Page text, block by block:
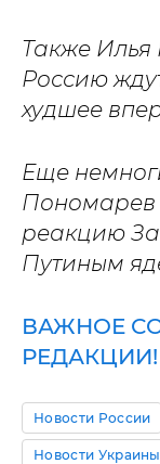
Также
Россию
худшее
Еще
Пономарев
реакцию
Путиным
ВАЖНОЕ
РЕДАКЦИИ!
Новости России
Новости Украины